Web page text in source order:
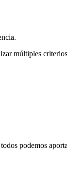
múltiples
podemos